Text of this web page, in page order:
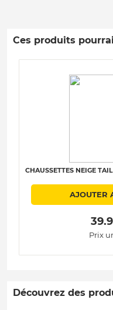
Ces produits
CHAUSSETTES NEIGE
AJOUTER
Prix
Découvrez des